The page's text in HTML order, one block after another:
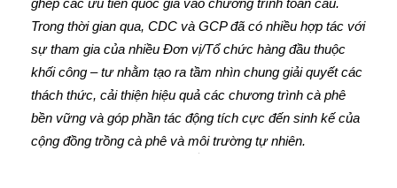
ghép các ưu tiên quốc gia vào chương trình toàn cầu.
Trong thời gian qua, CDC và GCP đã có nhiều hợp tác với
sự tham gia của nhiều Đơn vị/Tổ chức hàng đầu thuộc
khối công – tư nhằm tạo ra tầm nhìn chung giải quyết các
thách thức, cải thiện hiệu quả các chương trình cà phê
bền vững và góp phần tác động tích cực đến sinh kế của
cộng đồng trồng cà phê và môi trường tự nhiên.